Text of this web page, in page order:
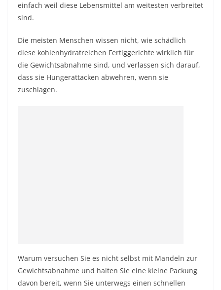
einfach weil diese Lebensmittel am weitesten verbreitet
sind.
Die meisten Menschen wissen nicht, wie schädlich
diese kohlenhydratreichen Fertiggerichte wirklich für
die Gewichtsabnahme sind, und verlassen sich darauf,
dass sie Hungerattacken abwehren, wenn sie
zuschlagen.
Warum versuchen Sie es nicht selbst mit Mandeln zur
Gewichtsabnahme und halten Sie eine kleine Packung
davon bereit, wenn Sie unterwegs einen schnellen